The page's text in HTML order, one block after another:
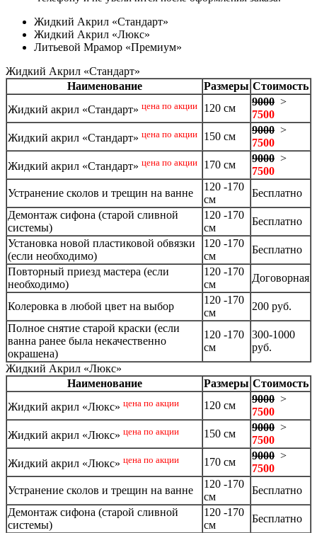
Жидкий Акрил «Стандарт»
Жидкий Акрил «Люкс»
Литьевой Мрамор «Премиум»
Жидкий Акрил «Стандарт»
Наименование
Размеры Стоимость
Жидкий акрил «Стандарт» цена по акции 120 см
9000 >
7500
Жидкий акрил «Стандарт» цена по акции 150 см
9000 >
7500
Жидкий акрил «Стандарт» цена по акции 170 см
9000 >
7500
Устранение сколов и трещин на ванне
120 -170
см
Бесплатно
Демонтаж сифона (старой сливной
системы)
120 -170
см
Бесплатно
Установка новой пластиковой обвязки
(если необходимо)
120 -170
см
Бесплатно
Повторный приезд мастера (если
необходимо)
120 -170
см
Договорная
Колеровка в любой цвет на выбор
120 -170
см
200 руб.
Полное снятие старой краски (если
ванна ранее была некачественно
окрашена)
120 -170
см
300-1000
руб.
Жидкий Акрил «Люкс»
Наименование
Размеры Стоимость
Жидкий акрил «Люкс» цена по акции 120 см
9000 >
7500
Жидкий акрил «Люкс» цена по акции 150 см
9000 >
7500
Жидкий акрил «Люкс» цена по акции 170 см
9000 >
7500
Устранение сколов и трещин на ванне
120 -170
см
Бесплатно
Демонтаж сифона (старой сливной
системы)
120 -170
см
Бесплатно